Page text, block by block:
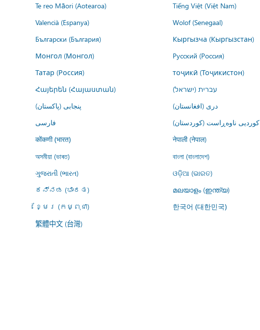
Te reo Māori (Aotearoa)
Tiếng Việt (Việt Nam)
Valencià (Espanya)
Wolof (Senegaal)
Български (България)
Кыргызча (Кыргызстан)
Монгол (Монгол)
Русский (Россия)
Татар (Россия)
тоҷикӣ (Тоҷикистон)
Հայերեն (Հայաստան)
עברית (ישראל)
پنجابی (پاکستان)
درى (افغانستان)
فارسى
کوردیی ناوەڕاست (کوردستان)
कोंकणी (भारत) नेपाली (नेपाल)
অসমীয়া (ভাৰত) বাংলা (বাংলাদেশ)
ગુજરાતી (ભારત)
ଓଡ଼ିଆ (ଭାରତ)
ಕನ್ನಡ (ಭಾರತ)
മലയാളം (ഇന്ത്യ)
ខ្មែរ (កម្ពុជា)
한국어 (대한민국)
繁體中文 (台灣)